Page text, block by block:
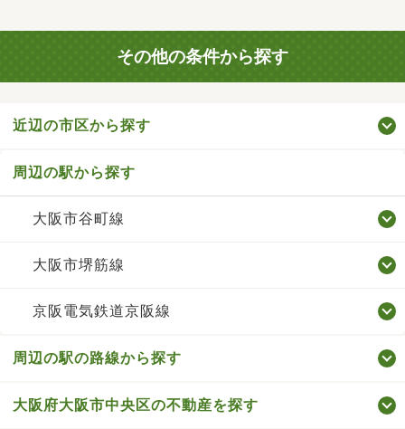
その他の条件から探す
近辺の市区から探す
周辺の駅から探す
大阪市谷町線
大阪市堺筋線
京阪電気鉄道京阪線
周辺の駅の路線から探す
大阪府大阪市中央区の不動産を探す